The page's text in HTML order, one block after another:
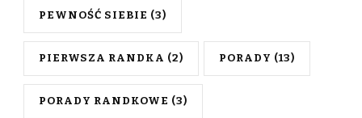
PEWNOŚĆ SIEBIE (3)
PIERWSZA RANDKA (2) PORADY (13)
PORADY RANDKOWE (3)